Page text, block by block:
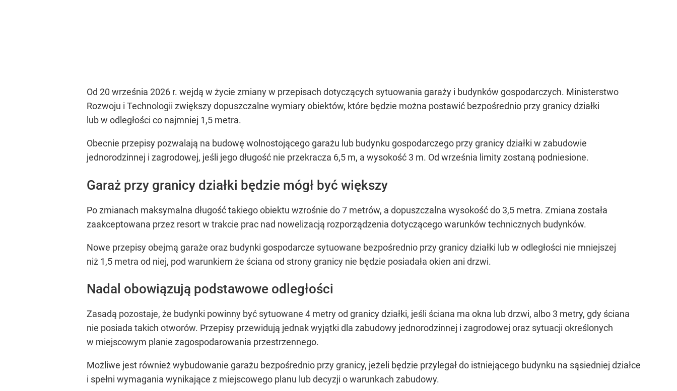
Od 20 września 2026 r. wejdą w życie zmiany w przepisach dotyczących sytuowania garaży i budynków gospodarczych. Ministerstwo
Rozwoju i Technologii zwiększy dopuszczalne wymiary obiektów, które będzie można postawić bezpośrednio przy granicy działki
lub w odległości co najmniej 1,5 metra.
Obecnie przepisy pozwalają na budowę wolnostojącego garażu lub budynku gospodarczego przy granicy działki w zabudowie
jednorodzinnej i zagrodowej, jeśli jego długość nie przekracza 6,5 m, a wysokość 3 m. Od września limity zostaną podniesione.
Garaż przy granicy działki będzie mógł być większy
Po zmianach maksymalna długość takiego obiektu wzrośnie do 7 metrów, a dopuszczalna wysokość do 3,5 metra. Zmiana została
zaakceptowana przez resort w trakcie prac nad nowelizacją rozporządzenia dotyczącego warunków technicznych budynków.
Nowe przepisy obejmą garaże oraz budynki gospodarcze sytuowane bezpośrednio przy granicy działki lub w odległości nie mniejszej
niż 1,5 metra od niej, pod warunkiem że ściana od strony granicy nie będzie posiadała okien ani drzwi.
Nadal obowiązują podstawowe odległości
Zasadą pozostaje, że budynki powinny być sytuowane 4 metry od granicy działki, jeśli ściana ma okna lub drzwi, albo 3 metry, gdy ściana
nie posiada takich otworów. Przepisy przewidują jednak wyjątki dla zabudowy jednorodzinnej i zagrodowej oraz sytuacji określonych
w miejscowym planie zagospodarowania przestrzennego.
Możliwe jest również wybudowanie garażu bezpośrednio przy granicy, jeżeli będzie przylegał do istniejącego budynku na sąsiedniej działce
i spełni wymagania wynikające z miejscowego planu lub decyzji o warunkach zabudowy.